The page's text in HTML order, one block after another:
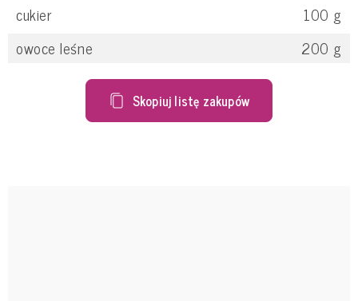
cukier
100 g
owoce leśne
200 g
Skopiuj listę zakupów